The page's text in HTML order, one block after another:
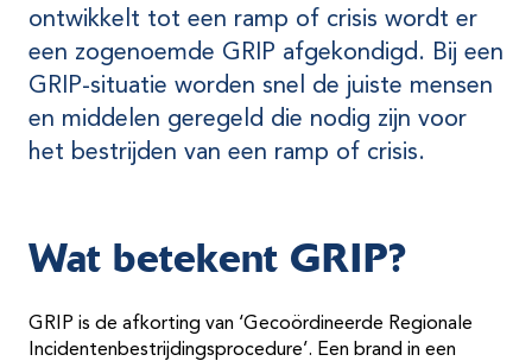
ontwikkelt tot een ramp of crisis wordt er
een zogenoemde GRIP afgekondigd. Bij een
GRIP-situatie worden snel de juiste mensen
en middelen geregeld die nodig zijn voor
het bestrijden van een ramp of crisis.
Wat betekent GRIP?
GRIP is de afkorting van ‘Gecoördineerde Regionale
Incidentenbestrijdingsprocedure’. Een brand in een